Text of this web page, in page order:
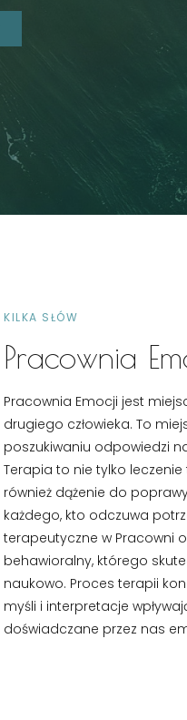
KILKA SŁÓW
Pracownia
Pracownia Emocji jest
drugiego człowieka. To
poszukiwaniu odpowiedzi
Terapia to nie tylko
również dążenie do
każdego, kto odczuwa
terapeutyczne w Pracowni
behawioralny, którego
naukowo. Proces terapii
myśli i interpretacje
doświadczane przez nas